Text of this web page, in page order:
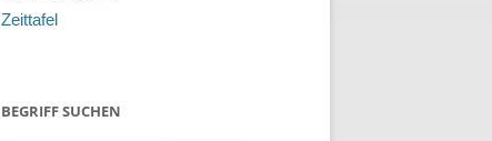
Zeittafel
BEGRIFF SUCHEN